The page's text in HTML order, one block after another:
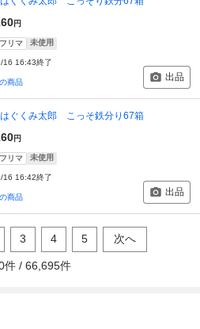
円
リマ 未使用
16 16:43終了
商品 出品
ぐくみ太郎 こっそ鉄分り67箱
円
リマ 未使用
16 16:42終了
商品 出品
3 4 5 次へ
件 / 66,695件